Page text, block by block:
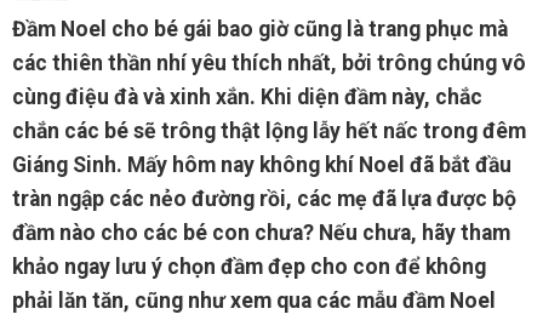
Đầm Noel cho bé gái bao giờ cũng là trang phục mà
các thiên thần nhí yêu thích nhất, bởi trông chúng vô
cùng điệu đà và xinh xắn. Khi diện đầm này, chắc
chắn các bé sẽ trông thật lộng lẫy hết nấc trong đêm
Giáng Sinh. Mấy hôm nay không khí Noel đã bắt đầu
tràn ngập các nẻo đường rồi, các mẹ đã lựa được bộ
đầm nào cho các bé con chưa? Nếu chưa, hãy tham
khảo ngay lưu ý chọn đầm đẹp cho con để không
phải lăn tăn, cũng như xem qua các mẫu đầm Noel